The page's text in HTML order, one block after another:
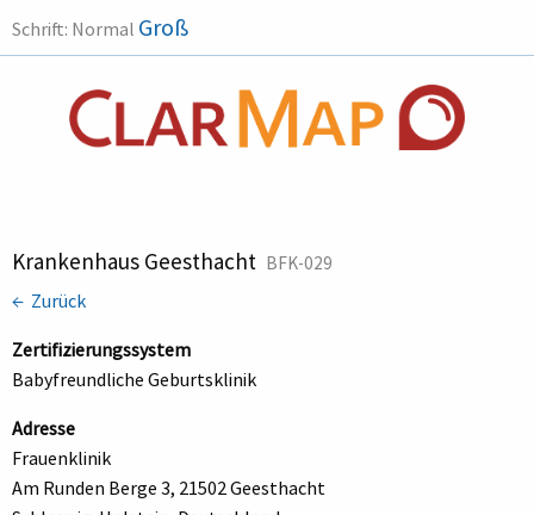
Schrift: Normal Groß
Krankenhaus Geesthacht BFK-029
← Zurück
Zertifizierungssystem
Babyfreundliche Geburtsklinik
Adresse
Frauenklinik
Am Runden Berge 3, 21502 Geesthacht